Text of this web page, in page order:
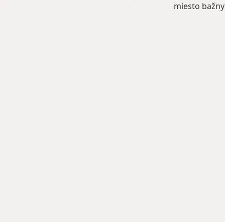
miesto